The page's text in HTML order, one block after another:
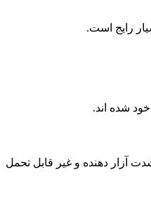
آزار دهنده و غیر قابل تحمل